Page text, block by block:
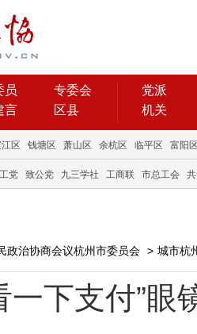
员
专委会
言 区县
党派
机关
区 钱塘区 萧山区 余杭区 临平区 富阳
党 致公党 九三学社 工商联 市总工会
政治协商会议杭州市委员会 > 城市杭
一下支付”眼